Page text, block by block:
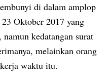
di dalam amplop
Oktober 2017 yang
kedatangan surat
melainkan orang
waktu itu.